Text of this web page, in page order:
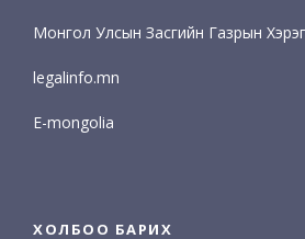
Монгол Улсын Засгийн Газрын
legalinfo.mn
E-mongolia
ХОЛБОО БАРИХ